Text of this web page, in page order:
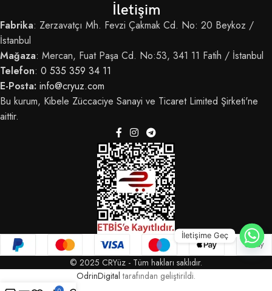
İletişim
Fabrika: Zerzavatçı Mh. Fevzi Çakmak Cd. No: 20 Beykoz /
İstanbul
Mağaza: Mercan, Fuat Paşa Cd. No:53, 341 11 Fatih / İstanbul
Telefon: 0 535 359 34 11
E-Posta: info@cryuz.com
Bu kurum, Kibele Züccaciye Sanayi ve Ticaret Limited Şirketi'ne
aittir.
© 2025 CRYüz - Tüm hakları saklıdır.
OdrinDigital tarafından geliştirildi.
İletişime Geç